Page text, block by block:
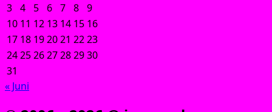
3 4 5 6 7 8 9
10 11 12 13 14 15 16
17 18 192021 2223
24252627282930
31
« Juni